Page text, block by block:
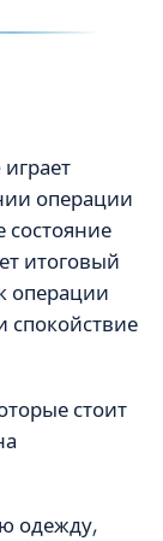
играет
операции
итоговый
операции
спокойствие
стоит
одежду,